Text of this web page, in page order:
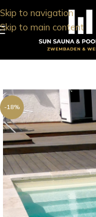
Skip to navigation
Skip to main content
-18%